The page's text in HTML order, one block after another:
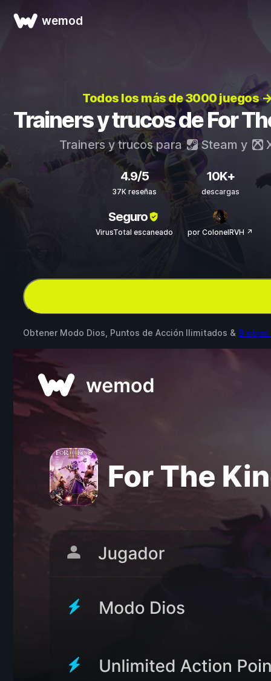
wemod
Todos los más de 3000 juegos
Trainers y trucos de For
Trainers y trucos para Steam y
4.9/5
37K reseñas
10K+
descargas
Seguro
VirusTotal escaneado por ColonelRVH ↗
Obtener Modo Dios, Puntos de Acción Ilimitados & 9 otros